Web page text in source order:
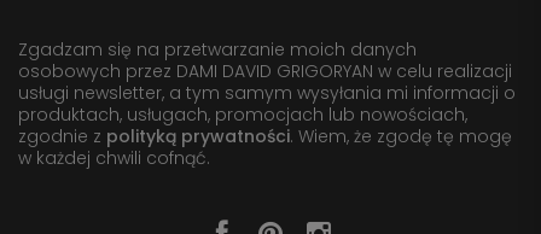
Zgadzam się na przetwarzanie moich danych
osobowych przez DAMI DAVID GRIGORYAN w celu realizacji
usługi newsletter, a tym samym wysyłania mi informacji o
produktach, usługach, promocjach lub nowościach,
zgodnie z polityką prywatności. Wiem, że zgodę tę mogę
w każdej chwili cofnąć.